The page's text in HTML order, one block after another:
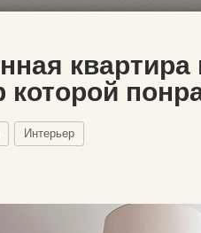
квартира
которой
Интерьер